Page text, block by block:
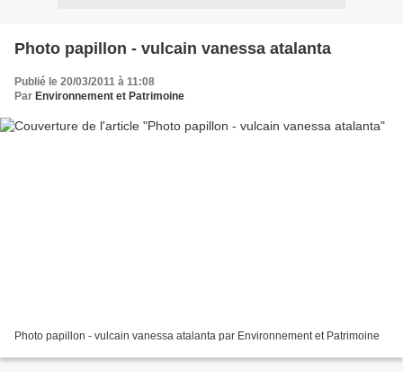
Photo papillon - vulcain vanessa atalanta
Publié le 20/03/2011 à 11:08
Par Environnement et Patrimoine
Photo papillon - vulcain vanessa atalanta par Environnement et Patrimoine